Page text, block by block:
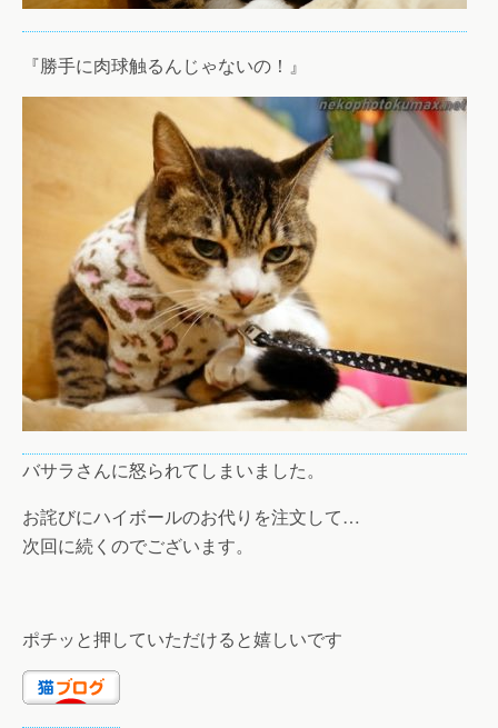
『勝手に肉球触るんじゃないの！』
バサラさんに怒られてしまいました。
お詫びにハイボールのお代りを注文して…
次回に続くのでございます。
ポチッと押していただけると嬉しいです